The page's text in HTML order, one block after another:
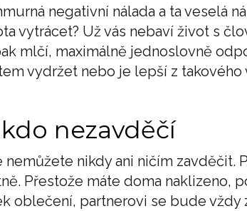
negativní nálada a ta veselá
vytrácet? Už vás nebaví život s
mlčí, maximálně jednoslovně
vydržet nebo je lepší z takového
nezavděčí
nikdy ani ničím zavděčit.
Přestože máte doma naklizeno,
oblečení, partnerovi se bude vždy